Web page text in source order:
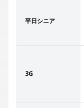
平日シニア
3G